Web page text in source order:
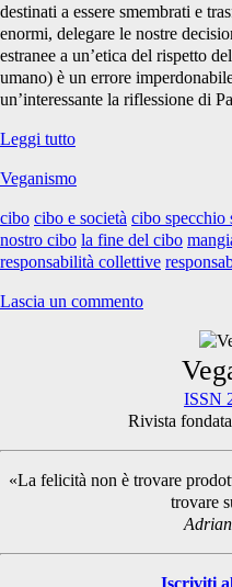
destinati a essere smembrati e
enormi, delegare le nostre
estranee a un’etica del rispetto
umano) è un errore
un’interessante la riflessione di
Leggi tuttoIl
è
specchio
della
società
Veganismo
cibo cibo e società cibo specchio
nostro cibo la fine del cibo
responsabilità collettive
Lascia un commento
Sidebar
ISSN
Rivista
«La felicità non è trovare
trovare
Iscriviti